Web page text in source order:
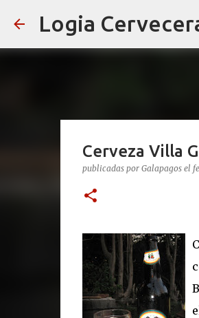
Logia
Cerveza Villa
publicadas por Galapagos el